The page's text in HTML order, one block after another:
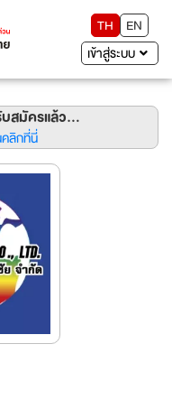
TH
EN
เข้าสู่ระบบ
สมัครแล้ว...
ลิกที่นี่